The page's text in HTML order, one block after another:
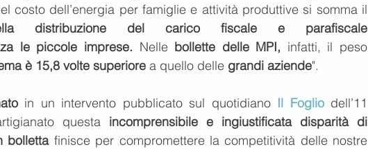
costo dell’energia per famiglie e attività produttive si somma il
distribuzione del carico fiscale e parafiscale
le piccole imprese. Nelle bollette delle MPI, infatti, il peso
è 15,8 volte superiore a quello delle grandi aziende".
in un intervento pubblicato sul quotidiano Il Foglio dell’11
questa incomprensibile e ingiustificata disparità di
bolletta finisce per compromettere la competitività delle nostre